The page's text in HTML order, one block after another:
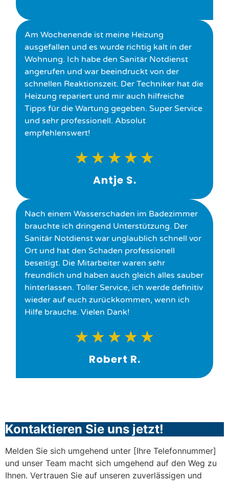
Am Wochenende ist meine Heizung
ausgefallen und es wurde richtig kalt in der
Wohnung. Ich habe den Sanitär Notdienst
angerufen und war beeindruckt von der
schnellen Reaktionszeit. Der Techniker hat die
Heizung repariert und mir auch hilfreiche
Tipps für die Wartung gegeben. Super Service
und sehr professionell. Absolut
empfehlenswert!
★ ★ ★ ★ ★
Antje S.
Nach einem Wasserschaden im Badezimmer
brauchte ich dringend Unterstützung. Der
Sanitär Notdienst war unglaublich schnell vor
Ort und hat den Schaden professionell
beseitigt. Die Mitarbeiter waren sehr
freundlich und haben auch gleich alles sauber
hinterlassen. Toller Service, ich werde definitiv
wieder auf euch zurückkommen, wenn ich
Hilfe brauche. Vielen Dank!
★ ★ ★ ★ ★
Robert R.
Kontaktieren Sie uns jetzt!
Melden Sie sich umgehend unter [Ihre Telefonnummer]
und unser Team macht sich umgehend auf den Weg zu
Ihnen. Vertrauen Sie auf unseren zuverlässigen und